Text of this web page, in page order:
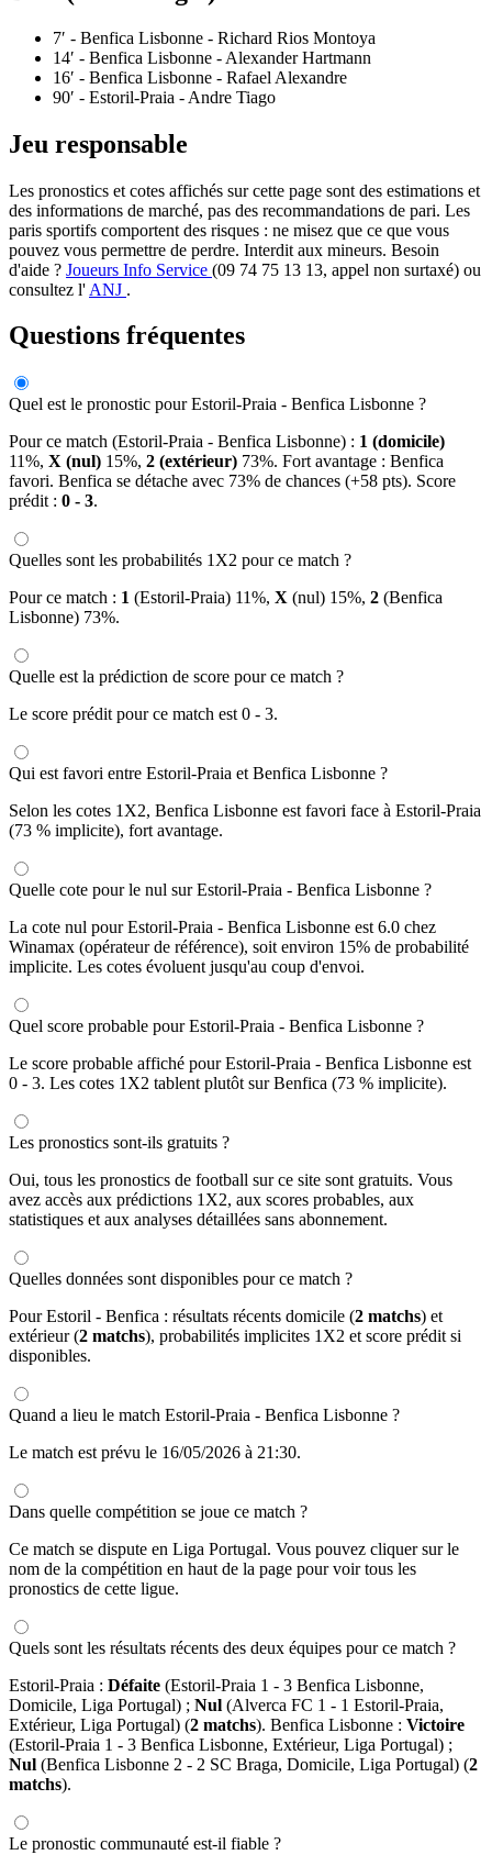
7′ - Benfica Lisbonne - Richard Rios Montoya
14′ - Benfica Lisbonne - Alexander Hartmann
16′ - Benfica Lisbonne - Rafael Alexandre
90′ - Estoril-Praia - Andre Tiago
Jeu responsable
Les pronostics et cotes affichés sur cette page sont des estimations et
des informations de marché, pas des recommandations de pari. Les
paris sportifs comportent des risques : ne misez que ce que vous
pouvez vous permettre de perdre. Interdit aux mineurs. Besoin
d'aide ? Joueurs Info Service (09 74 75 13 13, appel non surtaxé) ou
consultez l' ANJ .
Questions fréquentes
Quel est le pronostic pour Estoril-Praia - Benfica Lisbonne ?
Pour ce match (Estoril-Praia - Benfica Lisbonne) : 1 (domicile)
11%, X (nul) 15%, 2 (extérieur) 73%. Fort avantage : Benfica
favori. Benfica se détache avec 73% de chances (+58 pts). Score
prédit : 0 - 3.
Quelles sont les probabilités 1X2 pour ce match ?
Pour ce match : 1 (Estoril-Praia) 11%, X (nul) 15%, 2 (Benfica
Lisbonne) 73%.
Quelle est la prédiction de score pour ce match ?
Le score prédit pour ce match est 0 - 3.
Qui est favori entre Estoril-Praia et Benfica Lisbonne ?
Selon les cotes 1X2, Benfica Lisbonne est favori face à Estoril-Praia
(73 % implicite), fort avantage.
Quelle cote pour le nul sur Estoril-Praia - Benfica Lisbonne ?
La cote nul pour Estoril-Praia - Benfica Lisbonne est 6.0 chez
Winamax (opérateur de référence), soit environ 15% de probabilité
implicite. Les cotes évoluent jusqu'au coup d'envoi.
Quel score probable pour Estoril-Praia - Benfica Lisbonne ?
Le score probable affiché pour Estoril-Praia - Benfica Lisbonne est
0 - 3. Les cotes 1X2 tablent plutôt sur Benfica (73 % implicite).
Les pronostics sont-ils gratuits ?
Oui, tous les pronostics de football sur ce site sont gratuits. Vous
avez accès aux prédictions 1X2, aux scores probables, aux
statistiques et aux analyses détaillées sans abonnement.
Quelles données sont disponibles pour ce match ?
Pour Estoril - Benfica : résultats récents domicile (2 matchs) et
extérieur (2 matchs), probabilités implicites 1X2 et score prédit si
disponibles.
Quand a lieu le match Estoril-Praia - Benfica Lisbonne ?
Le match est prévu le 16/05/2026 à 21:30.
Dans quelle compétition se joue ce match ?
Ce match se dispute en Liga Portugal. Vous pouvez cliquer sur le
nom de la compétition en haut de la page pour voir tous les
pronostics de cette ligue.
Quels sont les résultats récents des deux équipes pour ce match ?
Estoril-Praia : Défaite (Estoril-Praia 1 - 3 Benfica Lisbonne,
Domicile, Liga Portugal) ; Nul (Alverca FC 1 - 1 Estoril-Praia,
Extérieur, Liga Portugal) (2 matchs). Benfica Lisbonne : Victoire
(Estoril-Praia 1 - 3 Benfica Lisbonne, Extérieur, Liga Portugal) ;
Nul (Benfica Lisbonne 2 - 2 SC Braga, Domicile, Liga Portugal) (2
matchs).
Le pronostic communauté est-il fiable ?